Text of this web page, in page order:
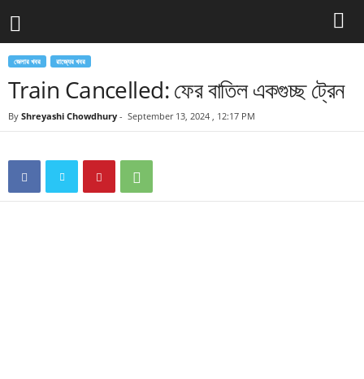
জেলার খবর রাজ্যের খবর
Train Cancelled: ফের বাতিল একগুচ্ছ ট্রেন
By Shreyashi Chowdhury - September 13, 2024 , 12:17 PM